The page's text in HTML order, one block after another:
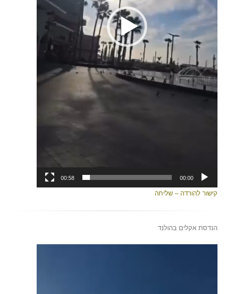
00:00
00:58
קישור להורדה – שליחה
הנדסת אקלים בהולנד